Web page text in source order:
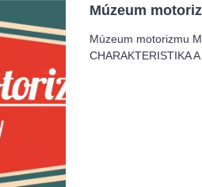
Múzeum
Múzeum motorizmu
CHARAKTERISTIKA